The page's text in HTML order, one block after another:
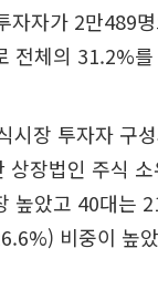
자자가 2만489
전체의 31.2%
시장 투자자 구
장법인 주식
높았고 40대는
비중이 높